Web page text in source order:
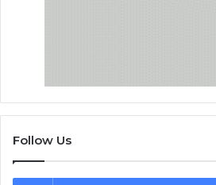
Follow Us